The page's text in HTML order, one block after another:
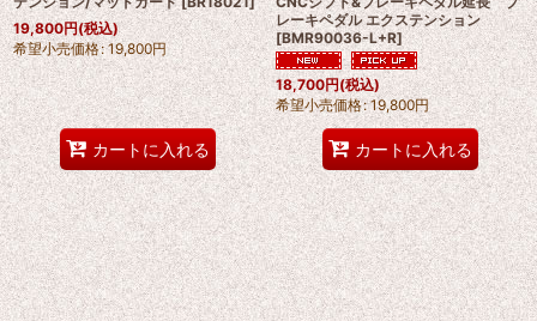
19,800円(税込)
希望小売価格: 19,800円
カートに入れる
レーキペダル エクステンション
[BMR90036-L+R]
18,700円(税込)
希望小売価格: 19,800円
カートに入れる